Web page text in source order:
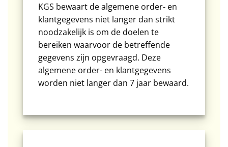
KGS bewaart de algemene order- en
klantgegevens niet langer dan strikt
noodzakelijk is om de doelen te
bereiken waarvoor de betreffende
gegevens zijn opgevraagd. Deze
algemene order- en klantgegevens
worden niet langer dan 7 jaar bewaard.